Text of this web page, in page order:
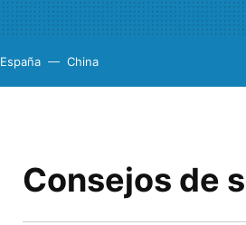
España China
Consejos de